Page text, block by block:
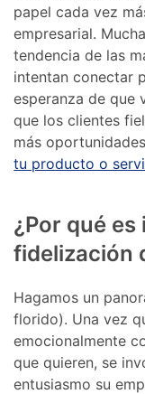
papel cada vez
empresarial.
tendencia de las
intentan conectar
esperanza de que
que los clientes
más
tu producto o
¿Por qué
fidelización
Hagamos un
florido). Una vez
emocionalmente
que quieren, se
entusiasmo su